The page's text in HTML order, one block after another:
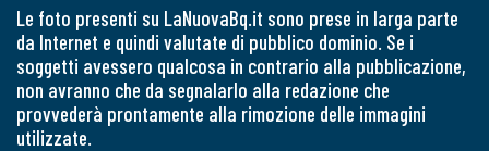
Le foto presenti su LaNuovaBq.it sono prese in larga parte
da Internet e quindi valutate di pubblico dominio. Se i
soggetti avessero qualcosa in contrario alla pubblicazione,
non avranno che da segnalarlo alla redazione che
provvederà prontamente alla rimozione delle immagini
utilizzate.